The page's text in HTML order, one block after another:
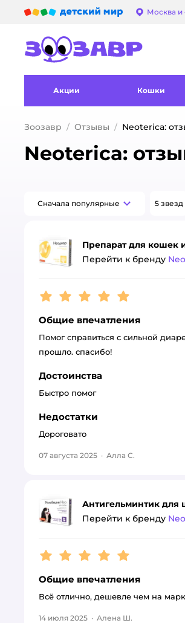
Москва и
Акции Кошки
Зоозавр Отзывы Neoterica:
Neoterica:
Сначала популярные 5 звезд
Препарат для кошек
Перейти к бренду
Рейтинг:5
Общие впечатления
Помог справиться с сильной
прошло. спасибо!
Достоинства
Быстро помог
Недостатки
Дороговато
07 августа 2025 · Алла С.
Антигельминтик для
Перейти к бренду
Рейтинг:5
Общие впечатления
Всё отлично, дешевле чем на
14 июля 2025 · Алена Ш.